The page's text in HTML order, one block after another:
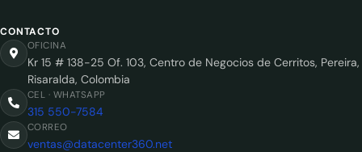
CONTACTO
OFICINA
Kr 15 # 138-25 Of. 103, Centro de Negocios de Cerritos, Pereira,
Risaralda, Colombia
CEL · WHATSAPP
315 550-7584
CORREO
ventas@datacenter360.net